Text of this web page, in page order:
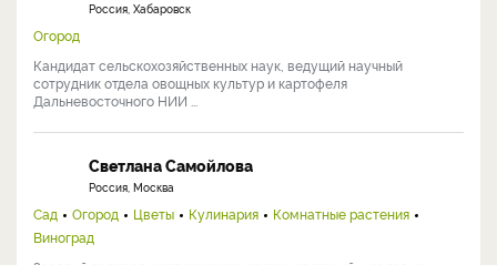
Россия, Хабаровск
Огород
Кандидат сельскохозяйственных наук, ведущий научный
сотрудник отдела овощных культур и картофеля
Дальневосточного НИИ ...
Светлана Самойлова
Россия, Москва
Сад Огород Цветы Кулинария
Комнатные растения
Виноград